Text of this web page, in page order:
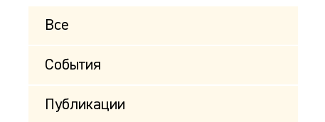
Все
События
Публикации